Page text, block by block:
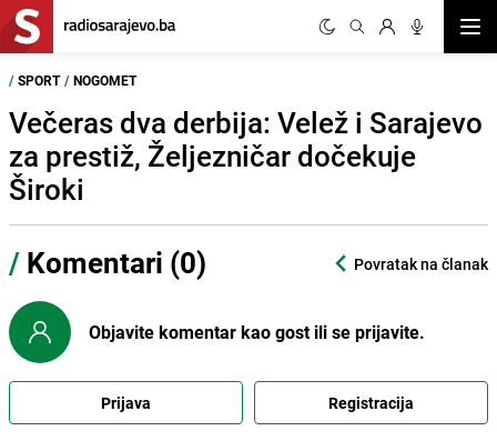
/ SPORT / NOGOMET
Večeras dva derbija: Velež i Sarajevo
za prestiž, Željezničar dočekuje
Široki
/ Komentari (0) Povratak na članak
Objavite komentar kao gost ili se prijavite.
Prijava Registracija